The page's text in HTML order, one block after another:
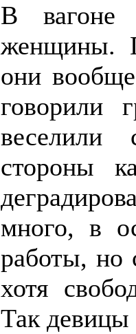
В вагоне
женщины.
они
говорили
стороны
много, в
работы, но
хотя
Так девицы